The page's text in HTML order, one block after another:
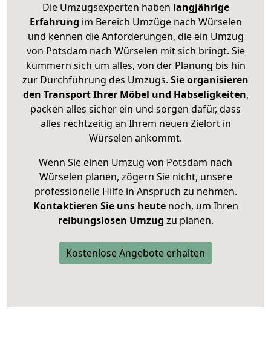
Die Umzugsexperten haben langjährige
Erfahrung im Bereich Umzüge nach Würselen
und kennen die Anforderungen, die ein Umzug
von Potsdam nach Würselen mit sich bringt. Sie
kümmern sich um alles, von der Planung bis hin
zur Durchführung des Umzugs. Sie organisieren
den Transport Ihrer Möbel und Habseligkeiten,
packen alles sicher ein und sorgen dafür, dass
alles rechtzeitig an Ihrem neuen Zielort in
Würselen ankommt.
Wenn Sie einen Umzug von Potsdam nach
Würselen planen, zögern Sie nicht, unsere
professionelle Hilfe in Anspruch zu nehmen.
Kontaktieren Sie uns heutenoch, um Ihren
reibungslosen Umzug zu planen.
Kostenlose Angebote erhalten